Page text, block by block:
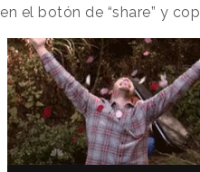
en el botón de “share” y